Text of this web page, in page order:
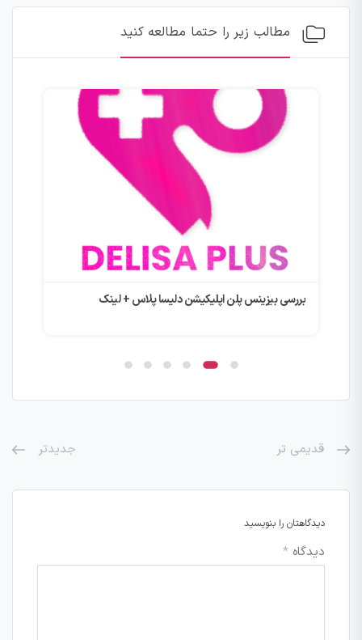
مطالب زیر را حتما مطالعه کنید
بررسی بیزینس پلن اپلیکیشن دلیسا پلاس + لینک
قدیمی تر جدیدتر
دیدگاهتان را بنویسید
دیدگاه *